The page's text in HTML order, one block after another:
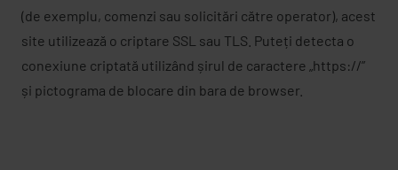
(de exemplu, comenzi sau solicitări către operator), acest
site utilizează o criptare SSL sau TLS. Puteți detecta o
conexiune criptată utilizând șirul de caractere „https://”
și pictograma de blocare din bara de browser.